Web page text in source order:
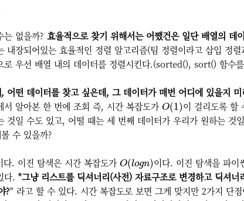
는 없을까? 효율적으로 찾기 위해서는 어쨌건은 일단 배열의 데
내장되어있는 효율적인 정렬 알고리즘(팀 정렬이라고 삽입 정
로 우선 배열 내의 데이터를 정렬시킨다.(sorted(), sort() 함수
어떤 데이터를 찾고 싶은데, 그 데이터가 매번 어디에 있을지
서 알아본 한 번에 조회 즉, 시간 복잡도가 O(1)
O(1)이 걸리도록 할
것일 수도 있고, 어떨 때는 세 번째 데이터가 우리가 원하는 것
수 있을까?
다. 이진 탐색은 시간 복잡도가 O(logn)
O(logn)이다. 이진 탐색을 파이
다. "그냥 리스트를 딕셔너리(사전) 자료구조로 변경하고 딕셔
?" 라고 할 수 있다. 시간 복잡도로 보면 그게 맞지만 2가지 단